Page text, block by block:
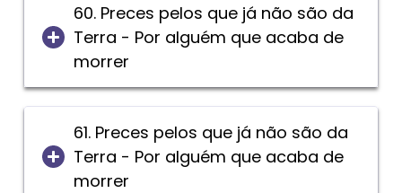
60. Preces pelos que já não são da
Terra - Por alguém que acaba de
morrer
61. Preces pelos que já não são da
Terra - Por alguém que acaba de
morrer